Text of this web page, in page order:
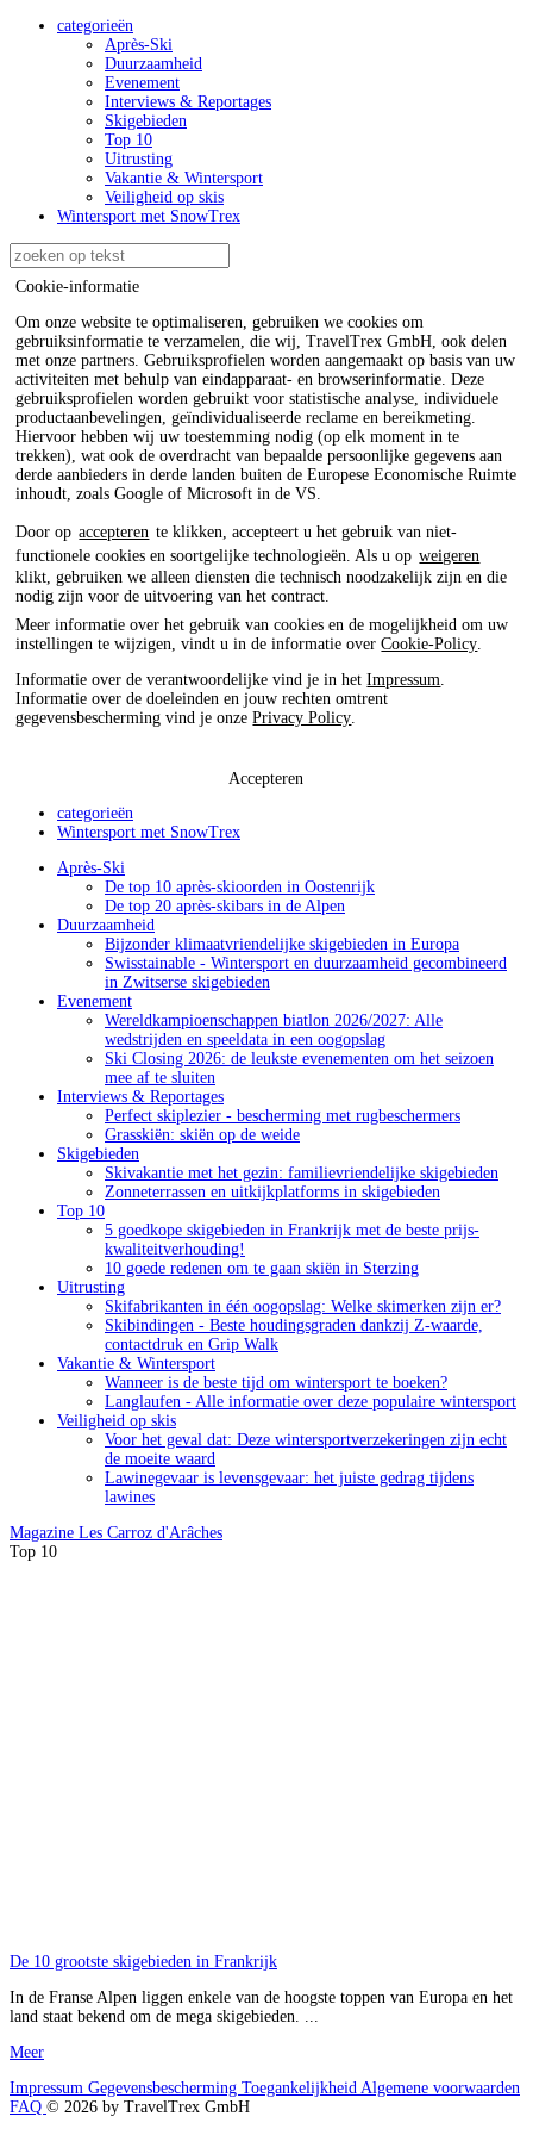
Cookie-informatie
Om onze website te optimaliseren, gebruiken we cookies om
gebruiksinformatie te verzamelen, die wij, TravelTrex GmbH, ook delen
met onze partners. Gebruiksprofielen worden aangemaakt op basis van uw
activiteiten met behulp van eindapparaat- en browserinformatie. Deze
gebruiksprofielen worden gebruikt voor statistische analyse, individuele
productaanbevelingen, geïndividualiseerde reclame en bereikmeting.
Hiervoor hebben wij uw toestemming nodig (op elk moment in te
trekken), wat ook de overdracht van bepaalde persoonlijke gegevens aan
derde aanbieders in derde landen buiten de Europese Economische Ruimte
inhoudt, zoals Google of Microsoft in de VS.
Door op accepteren te klikken, accepteert u het gebruik van niet-
functionele cookies en soortgelijke technologieën. Als u op weigeren
klikt, gebruiken we alleen diensten die technisch noodzakelijk zijn en die
nodig zijn voor de uitvoering van het contract.
Meer informatie over het gebruik van cookies en de mogelijkheid om uw
instellingen te wijzigen, vindt u in de informatie overCookie-Policy.
Informatie over de verantwoordelijke vind je in hetImpressum.
Informatie over de doeleinden en jouw rechten omtrent
gegevensbescherming vind je onzePrivacy Policy.
Accepteren
categorieën
Après-Ski
Duurzaamheid
Evenement
Interviews & Reportages
Skigebieden
Top 10
Uitrusting
Vakantie & Wintersport
Veiligheid op skis
Wintersport met SnowTrex
categorieën
Wintersport met SnowTrex
Après-Ski
De top 10 après-skioorden in Oostenrijk
De top 20 après-skibars in de Alpen
Duurzaamheid
Bijzonder klimaatvriendelijke skigebieden in Europa
Swisstainable - Wintersport en duurzaamheid gecombineerd
in Zwitserse skigebieden
Evenement
Wereldkampioenschappen biatlon 2026/2027: Alle
wedstrijden en speeldata in een oogopslag
Ski Closing 2026: de leukste evenementen om het seizoen
mee af te sluiten
Interviews & Reportages
Perfect skiplezier - bescherming met rugbeschermers
Grasskiën: skiën op de weide
Skigebieden
Skivakantie met het gezin: familievriendelijke skigebieden
Zonneterrassen en uitkijkplatforms in skigebieden
Top 10
5 goedkope skigebieden in Frankrijk met de beste prijs-
kwaliteitverhouding!
10 goede redenen om te gaan skiën in Sterzing
Uitrusting
Skifabrikanten in één oogopslag: Welke skimerken zijn er?
Skibindingen - Beste houdingsgraden dankzij Z-waarde,
contactdruk en Grip Walk
Vakantie & Wintersport
Wanneer is de beste tijd om wintersport te boeken?
Langlaufen - Alle informatie over deze populaire wintersport
Veiligheid op skis
Voor het geval dat: Deze wintersportverzekeringen zijn echt
de moeite waard
Lawinegevaar is levensgevaar: het juiste gedrag tijdens
lawines
Magazine Les Carroz d'Arâches
Top 10
De 10 grootste skigebieden in Frankrijk
In de Franse Alpen liggen enkele van de hoogste toppen van Europa en het
land staat bekend om de mega skigebieden. ...
Meer
Impressum Gegevensbescherming Toegankelijkheid Algemene voorwaarden
FAQ © 2026 by TravelTrex GmbH